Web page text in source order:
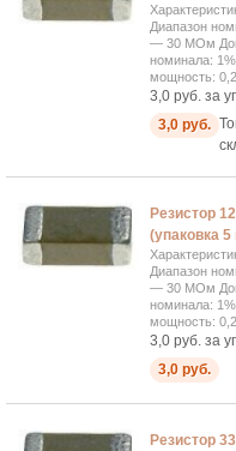
Диапазон
— 30 МОм
номинала:
мощность:
3,0 руб. за
3,0 руб.
Резистор
(упаковка 5
Диапазон
— 30 МОм
номинала:
мощность:
3,0 руб. за
3,0 руб.
Резистор